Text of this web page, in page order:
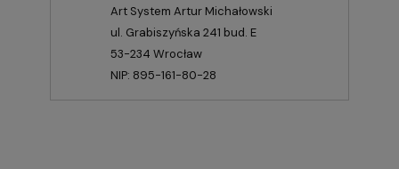
Art System Artur Michałowski
ul. Grabiszyńska 241 bud. E
53-234 Wrocław
NIP: 895-161-80-28